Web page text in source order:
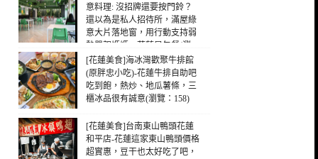
意料理: 沒招牌還要按門鈴？
還以為是私人招待所，滿屋綠
意大片落地窗，用行動支持弱
勢單親媽媽，花蓮早午餐(瀏
覽：340)
[花蓮美食]海冰灣歡聚牛排館
(原胖忠小吃)-花蓮牛排自助吧
吃到飽，熱炒、地瓜薯條，三
櫃冰品很有誠意(瀏覽：158)
[花蓮美食]台南東山鴨頭花蓮
和平店-花蓮這家東山鴨頭價格
超實惠，豆干也太好吃了吧，